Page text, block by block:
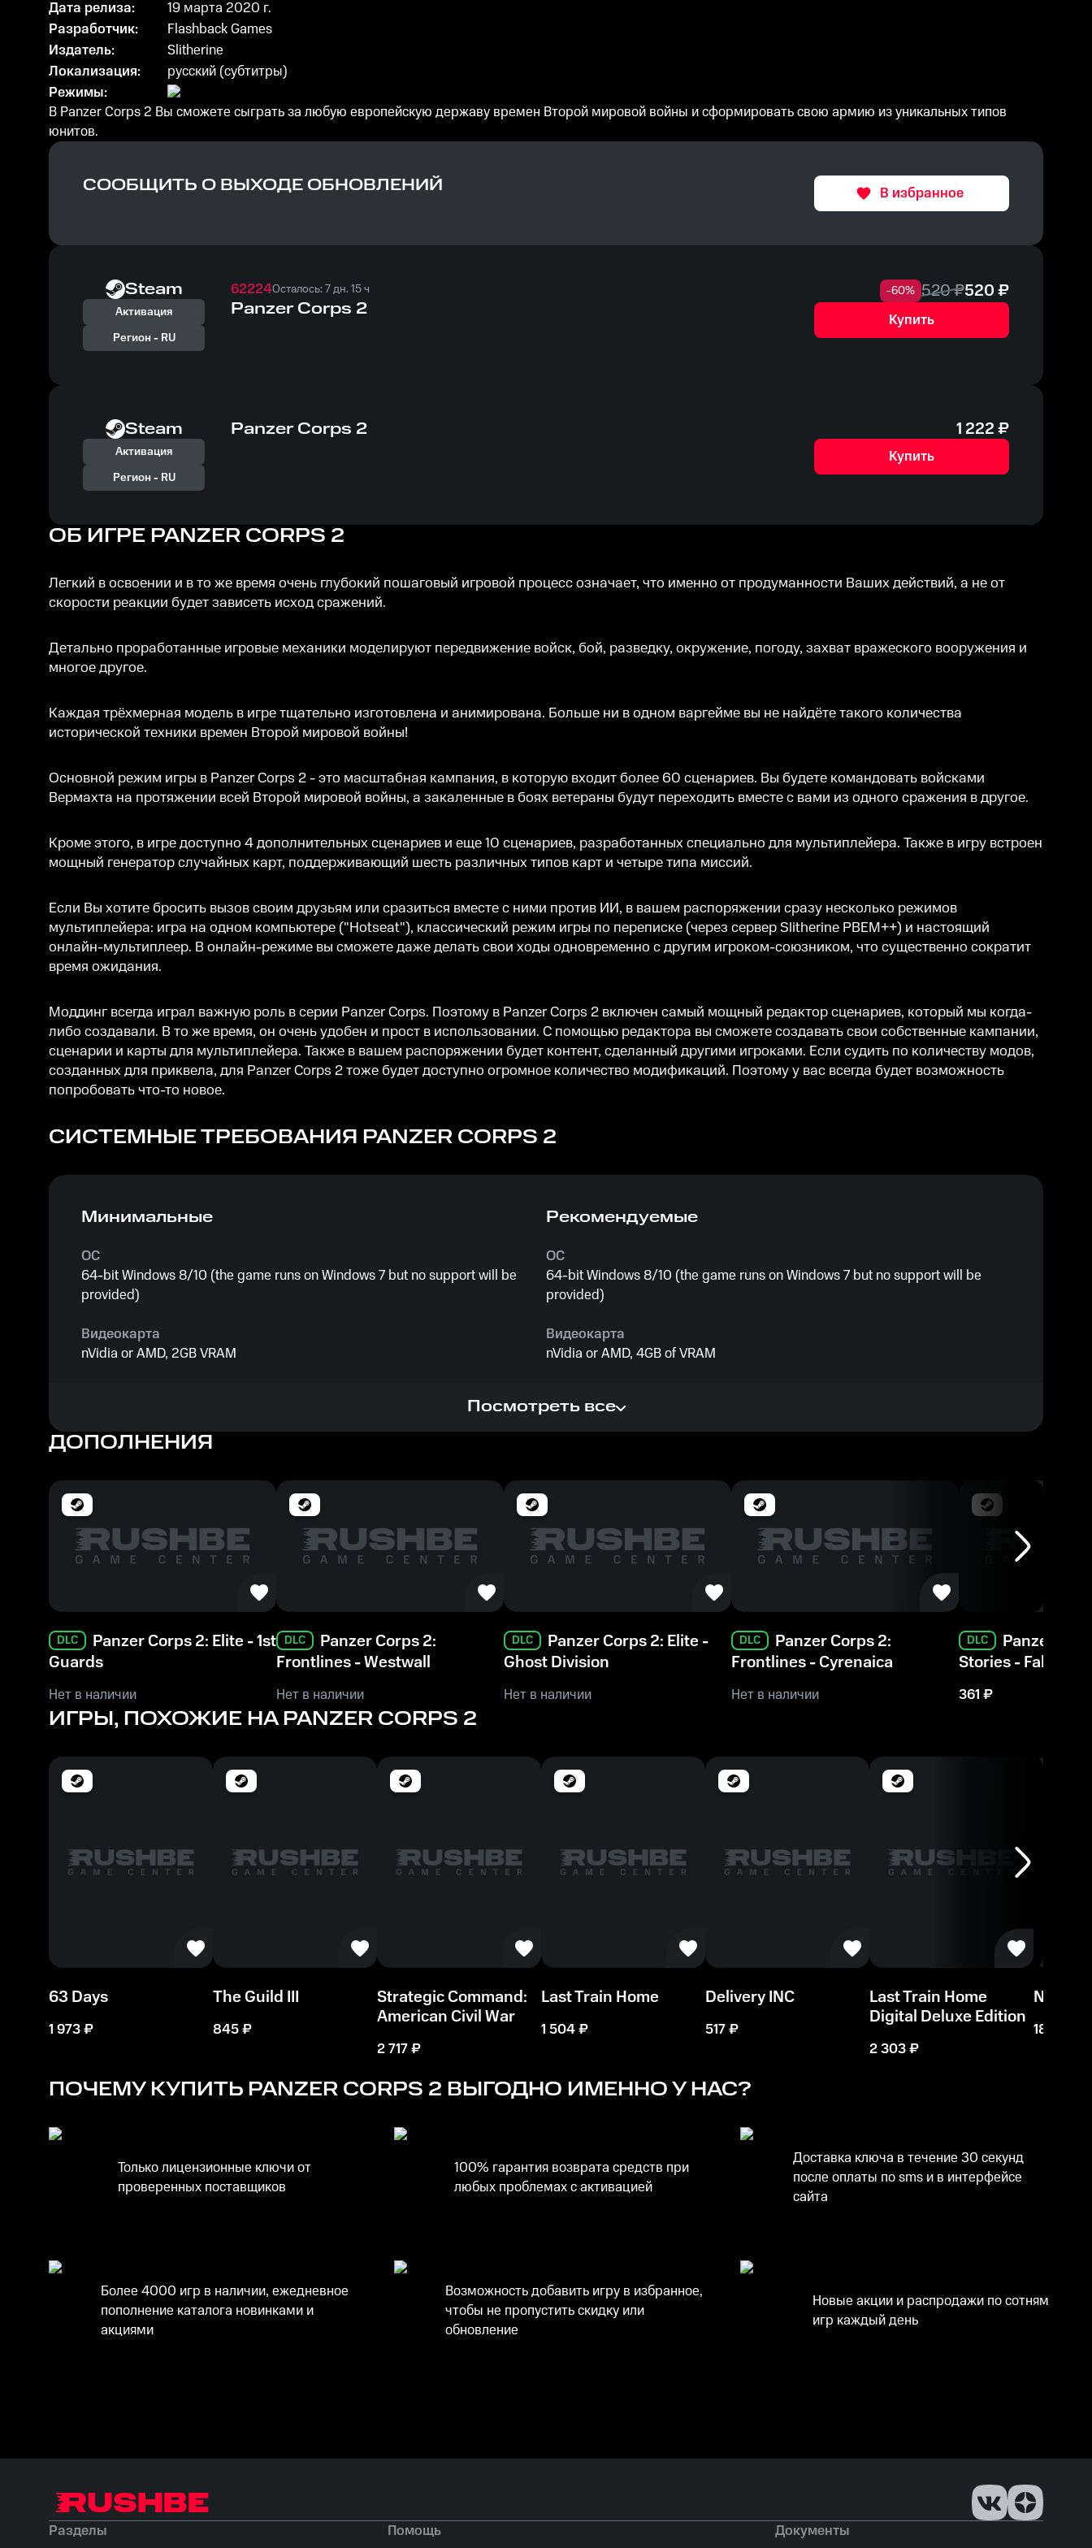
Дата релиза:
19 марта 2020 г.
Разработчик:
Flashback Games
Издатель:
Slitherine
Локализация:
русский (субтитры)
Режимы:
В Panzer Corps 2 Вы сможете сыграть за любую европейскую державу времен Второй мировой войны и сформировать свою армию из уникальных типов
юнитов.
СООБЩИТЬ О ВЫХОДЕ ОБНОВЛЕНИЙ В избранное
Steam
Активация
Регион - RU
62224Осталось: 7 дн. 15 ч
Panzer Corps 2
-60% 520₽520₽
Купить
Steam
Активация
Регион - RU
Panzer Corps 2 1 222₽
Купить
ОБ ИГРЕ PANZER CORPS 2
Легкий в освоении и в то же время очень глубокий пошаговый игровой процесс означает, что именно от продуманности Ваших действий, а не от
скорости реакции будет зависеть исход сражений.
Детально проработанные игровые механики моделируют передвижение войск, бой, разведку, окружение, погоду, захват вражеского вооружения и
многое другое.
Каждая трёхмерная модель в игре тщательно изготовлена и анимирована. Больше ни в одном варгейме вы не найдёте такого количества
исторической техники времен Второй мировой войны!
Основной режим игры в Panzer Corps 2 - это масштабная кампания, в которую входит более 60 сценариев. Вы будете командовать войсками
Вермахта на протяжении всей Второй мировой войны, а закаленные в боях ветераны будут переходить вместе с вами из одного сражения в другое.
Кроме этого, в игре доступно 4 дополнительных сценариев и еще 10 сценариев, разработанных специально для мультиплейера. Также в игру встроен
мощный генератор случайных карт, поддерживающий шесть различных типов карт и четыре типа миссий.
Если Вы хотите бросить вызов своим друзьям или сразиться вместе с ними против ИИ, в вашем распоряжении сразу несколько режимов
мультиплейера: игра на одном компьютере ("Hotseat"), классический режим игры по переписке (через сервер Slitherine PBEM++) и настоящий
онлайн-мультиплеер. В онлайн-режиме вы сможете даже делать свои ходы одновременно с другим игроком-союзником, что существенно сократит
время ожидания.
Моддинг всегда играл важную роль в серии Panzer Corps. Поэтому в Panzer Corps 2 включен самый мощный редактор сценариев, который мы когда-
либо создавали. В то же время, он очень удобен и прост в использовании. С помощью редактора вы сможете создавать свои собственные кампании,
сценарии и карты для мультиплейера. Также в вашем распоряжении будет контент, сделанный другими игроками. Если судить по количеству модов,
созданных для приквела, для Panzer Corps 2 тоже будет доступно огромное количество модификаций. Поэтому у вас всегда будет возможность
попробовать что-то новое.
СИСТЕМНЫЕ ТРЕБОВАНИЯ PANZER CORPS 2
Минимальные
ОС
64-bit Windows 8/10 (the game runs on Windows 7 but no support will be
provided)
Видеокарта
nVidia or AMD, 2GB VRAM
Intel or AMD, Dual Core or better (Requires a 64-bit processor and operating
system)
8 GB ОЗУ
Место на диске
12 GB
Рекомендуемые
ОС
64-bit Windows 8/10 (the game runs on Windows 7 but no support will be
provided)
Видеокарта
nVidia or AMD, 4GB of VRAM
Intel or AMD, Dual Core or better (Requires a 64-bit processor and operating
system)
Место на диске
12 GB
Посмотреть все
ДОПОЛНЕНИЯ
DLC
Panzer Corps 2: Elite - 1st
Guards
Нет в наличии
DLC
Panzer Corps 2:
Frontlines - Westwall
Нет в наличии
DLC
Panzer Corps 2: Elite -
Ghost Division
Нет в наличии
DLC
Panzer Corps 2:
Frontlines - Cyrenaica
Нет в наличии
DLC
Panzer
Stories - Fall of
361 ₽
ИГРЫ, ПОХОЖИЕ НА PANZER CORPS 2
63 Days
1 973₽
The Guild III
845₽
Strategic Command:
American Civil War
2 717₽
Last Train Home
1 504₽
Delivery INC
517₽
Last Train Home
Digital Deluxe Edition
2 303₽
188
ПОЧЕМУ КУПИТЬ PANZER CORPS 2 ВЫГОДНО ИМЕННО У НАС?
Только лицензионные ключи от
проверенных поставщиков
100% гарантия возврата средств при
любых проблемах с активацией
Доставка ключа в течение 30 секунд
после оплаты по sms и в интерфейсе
сайта
Более 4000 игр в наличии, ежедневное
пополнение каталога новинками и
акциями
Возможность добавить игру в избранное,
чтобы не пропустить скидку или
обновление
Новые акции и распродажи по сотням
игр каждый день
Разделы
Помощь
Документы